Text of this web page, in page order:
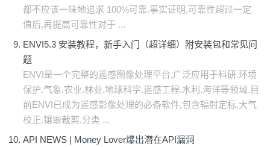
都不应该一味地追求 100%可靠.事实证明,可靠性超过一定
值后,再提高可靠性对于 ...
ENVI5.3 安装教程，新手入门（超详细）附安装包和常见问
题
ENVI是一个完整的遥感图像处理平台,广泛应用于科研.环境
保护.气象.农业.林业.地球科学.遥感工程.水利.海洋等领域.目
前ENVI已成为遥感影像处理的必备软件,包含辐射定标.大气
校正.镶嵌裁剪.分类 ...
API NEWS | Money Lover爆出潜在API漏洞